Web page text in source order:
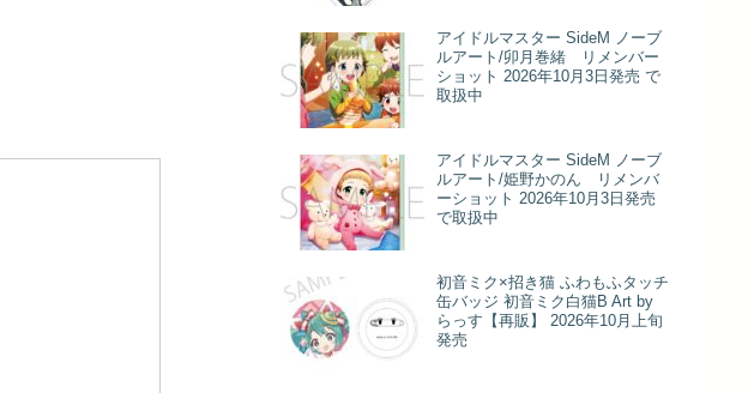
アイドルマスター SideM ノーブ
ルアート/卯月巻緒 リメンバー
ショット 2026年10月3日発売 で
取扱中
アイドルマスター SideM ノーブ
ルアート/姫野かのん リメンバ
ーショット 2026年10月3日発売
で取扱中
初音ミク×招き猫 ふわもふタッチ
缶バッジ 初音ミク白猫B Art by
らっす【再販】 2026年10月上旬
発売